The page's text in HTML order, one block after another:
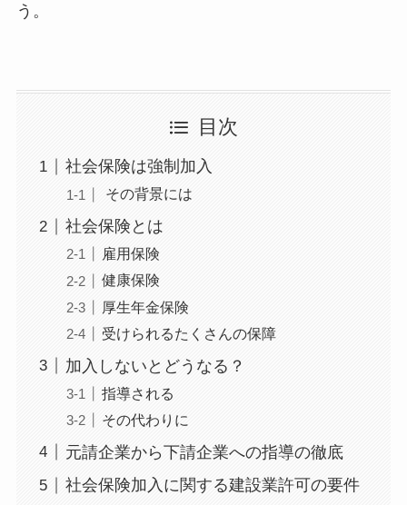
う。
目次
社会保険は強制加入
その背景には
社会保険とは
雇用保険
健康保険
厚生年金保険
受けられるたくさんの保障
加入しないとどうなる？
指導される
その代わりに
元請企業から下請企業への指導の徹底
社会保険加入に関する建設業許可の要件